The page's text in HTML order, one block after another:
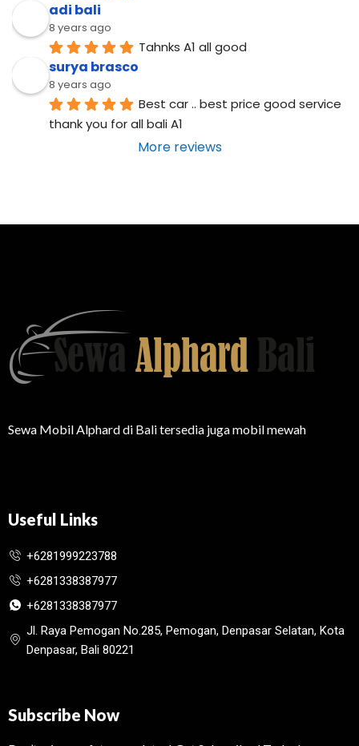
adi bali
8 years ago
Tahnks A1 all good
surya brasco
8 years ago
Best car .. best price good service
thank you for all bali A1
More reviews
Sewa Mobil Alphard di Bali tersedia juga mobil mewah
Useful Links
+6281999223788
+6281338387977
+6281338387977
Jl. Raya Pemogan No.285, Pemogan, Denpasar Selatan, Kota
Denpasar, Bali 80221
Subscribe Now